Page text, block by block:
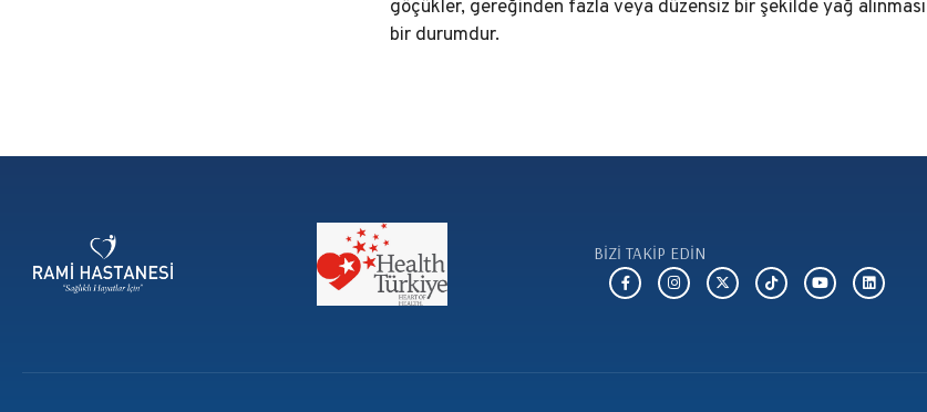
göçükler, gereğinden fazla veya düzensiz bir şekilde yağ
bir durumdur.
BİZİ TAKİP EDİN